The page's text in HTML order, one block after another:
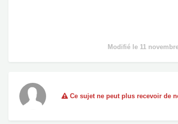
Modifié le 11
Ce sujet ne peut plus recevoir de